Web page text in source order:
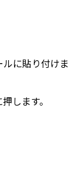
に貼り付けま
します。